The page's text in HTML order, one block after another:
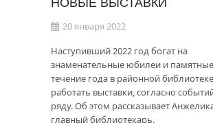
НОВЫЕ ВЫСТАВКИ
20 января 2022
Наступивший 2022 год богат на
знаменательные юбилеи и
течение года в районной
работать выставки, согласно
ряду. Об этом рассказывает
главный библиотекарь.